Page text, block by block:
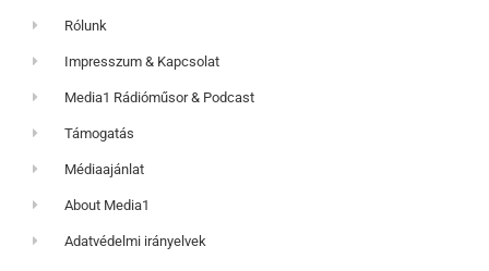
Rólunk
Impresszum & Kapcsolat
Media1 Rádióműsor & Podcast
Támogatás
Médiaajánlat
About Media1
Adatvédelmi irányelvek